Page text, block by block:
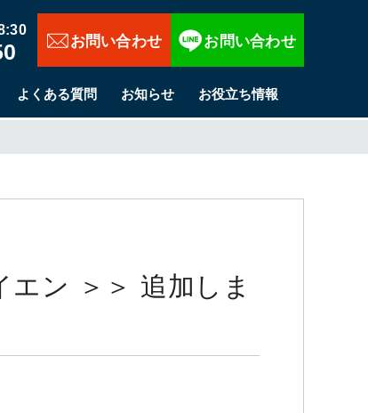
よくある質問 お知らせ お役立ち情報
エン ＞＞ 追加しま